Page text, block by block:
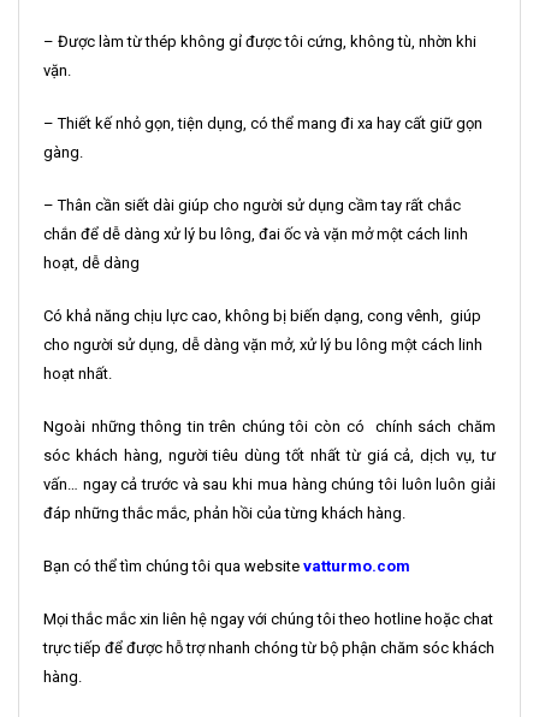
– Được làm từ thép không gỉ được tôi cứng, không tù, nhờn khi
vặn.
– Thiết kế nhỏ gọn, tiện dụng, có thể mang đi xa hay cất giữ gọn
gàng.
– Thân cần siết dài giúp cho người sử dụng cầm tay rất chắc
chắn để dễ dàng xử lý bu lông, đai ốc và vặn mở một cách linh
hoạt, dễ dàng
Có khả năng chịu lực cao, không bị biến dạng, cong vênh, giúp
cho người sử dụng, dễ dàng vặn mở, xử lý bu lông một cách linh
hoạt nhất.
Ngoài những thông tin trên chúng tôi còn có chính sách chăm
sóc khách hàng, người tiêu dùng tốt nhất từ giá cả, dịch vụ, tư
vấn… ngay cả trước và sau khi mua hàng chúng tôi luôn luôn giải
đáp những thắc mắc, phản hồi của từng khách hàng.
Bạn có thể tìm chúng tôi qua website vatturmo.com
Mọi thắc mắc xin liên hệ ngay với chúng tôi theo hotline hoặc chat
trực tiếp để được hỗ trợ nhanh chóng từ bộ phận chăm sóc khách
hàng.